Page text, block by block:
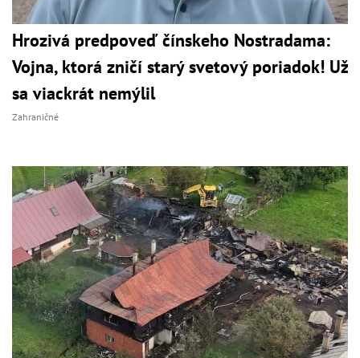
Hrozivá predpoveď čínskeho Nostradama:
Vojna, ktorá zničí starý svetový poriadok! Už
sa viackrát nemýlil
Zahraničné